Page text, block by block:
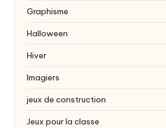
Graphisme
Halloween
Hiver
Imagiers
jeux de construction
Jeux pour la classe